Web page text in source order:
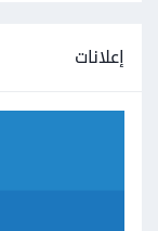
إعلانات